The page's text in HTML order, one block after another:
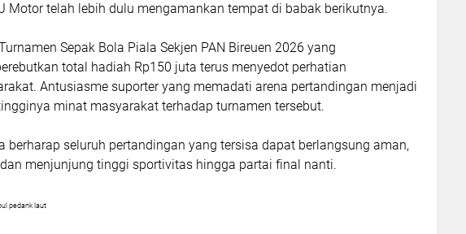
Motor telah lebih dulu mengamankan tempat di babak berikutnya.
Sepak Bola Piala Sekjen PAN Bireuen 2026 yang
total hadiah Rp150 juta terus menyedot perhatian
Antusiasme suporter yang memadati arena pertandingan menjadi
minat masyarakat terhadap turnamen tersebut.
berharap seluruh pertandingan yang tersisa dapat berlangsung aman,
menjunjung tinggi sportivitas hingga partai final nanti.
pedank laut